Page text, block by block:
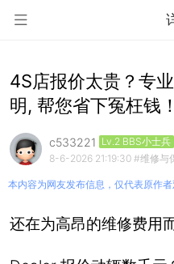
4S店报价太贵？专
明, 帮您省下冤枉钱！
c533221 Lv.2 BBS小士兵
8-6-2026 21:19:30 #维修与
本内容为网友发布信息，仅代表原作者
还在为高昂的维修费用